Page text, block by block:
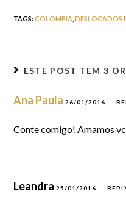
TAGS:COLOMBIA DESLOCADOS
ESTE POST TEM 3
Ana Paula 26/01/2016
Conte comigo! Amamos
Leandra25/01/2016